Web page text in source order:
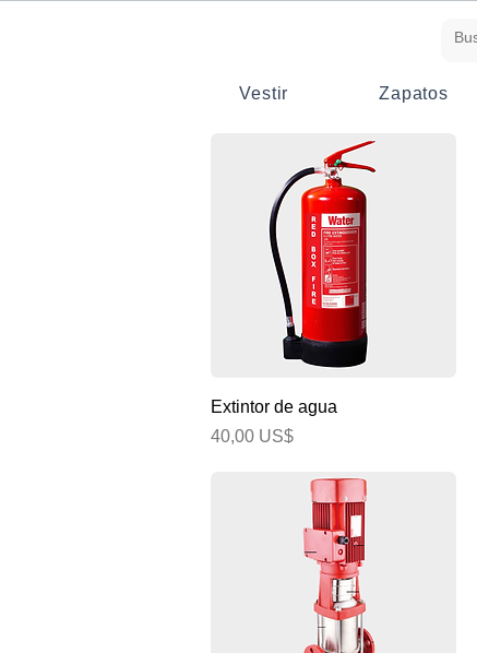
Vestir Zapatos
Vista rápida
Extintor de agua
Precio
40,00 US$